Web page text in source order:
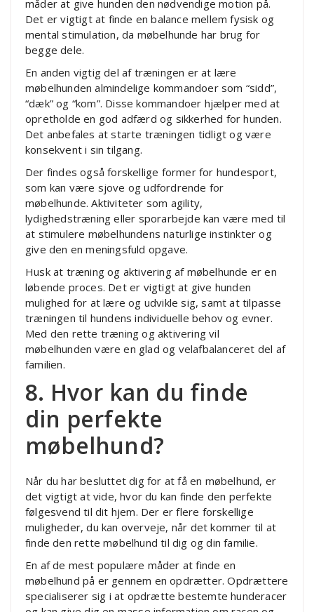
måder at give hunden den nødvendige motion på.
Det er vigtigt at finde en balance mellem fysisk og
mental stimulation, da møbelhunde har brug for
begge dele.
En anden vigtig del af træningen er at lære
møbelhunden almindelige kommandoer som “sidd”,
“dæk” og “kom”. Disse kommandoer hjælper med at
opretholde en god adfærd og sikkerhed for hunden.
Det anbefales at starte træningen tidligt og være
konsekvent i sin tilgang.
Der findes også forskellige former for hundesport,
som kan være sjove og udfordrende for
møbelhunde. Aktiviteter som agility,
lydighedstræning eller sporarbejde kan være med til
at stimulere møbelhundens naturlige instinkter og
give den en meningsfuld opgave.
Husk at træning og aktivering af møbelhunde er en
løbende proces. Det er vigtigt at give hunden
mulighed for at lære og udvikle sig, samt at tilpasse
træningen til hundens individuelle behov og evner.
Med den rette træning og aktivering vil
møbelhunden være en glad og velafbalanceret del af
familien.
8. Hvor kan du finde
din perfekte
møbelhund?
Når du har besluttet dig for at få en møbelhund, er
det vigtigt at vide, hvor du kan finde den perfekte
følgesvend til dit hjem. Der er flere forskellige
muligheder, du kan overveje, når det kommer til at
finde den rette møbelhund til dig og din familie.
En af de mest populære måder at finde en
møbelhund på er gennem en opdrætter. Opdrættere
specialiserer sig i at opdrætte bestemte hunderacer